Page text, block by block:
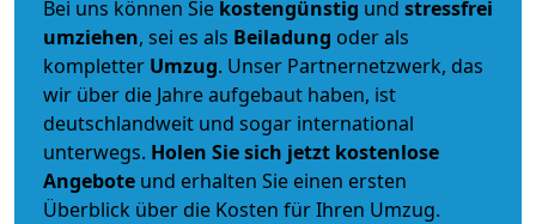
Bei uns können Sie kostengünstig und stressfrei
umziehen, sei es als Beiladung oder als
kompletter Umzug. Unser Partnernetzwerk, das
wir über die Jahre aufgebaut haben, ist
deutschlandweit und sogar international
unterwegs. Holen Sie sich jetzt kostenlose
Angebote und erhalten Sie einen ersten
Überblick über die Kosten für Ihren Umzug.